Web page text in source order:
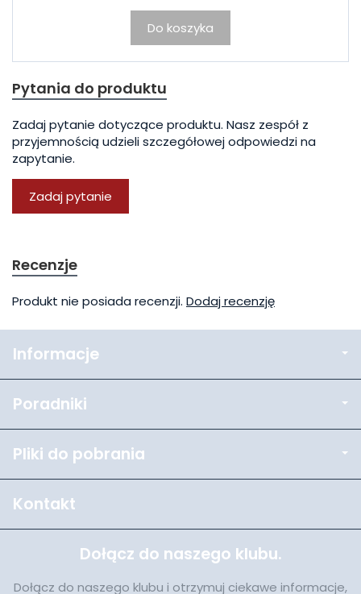
Do koszyka
Pytania do produktu
Zadaj pytanie dotyczące produktu. Nasz zespół z
przyjemnością udzieli szczegółowej odpowiedzi na
zapytanie.
Zadaj pytanie
Recenzje
Produkt nie posiada recenzji. Dodaj recenzję
Informacje
Poradniki
Pliki do pobrania
Kontakt
Dołącz do naszego klubu.
Dołącz do naszego klubu i otrzymuj ciekawe informacje,